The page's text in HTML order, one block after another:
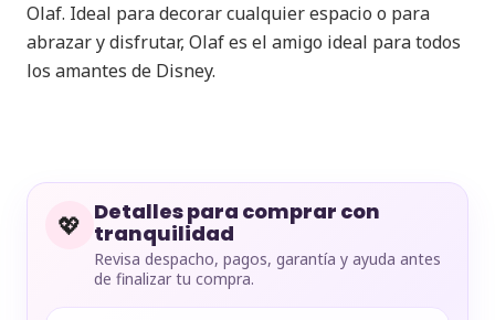
Olaf. Ideal para decorar cualquier espacio o para
abrazar y disfrutar, Olaf es el amigo ideal para todos
los amantes de Disney.
💖 Detalles para comprar con
tranquilidad
Revisa despacho, pagos, garantía y ayuda antes
de finalizar tu compra.